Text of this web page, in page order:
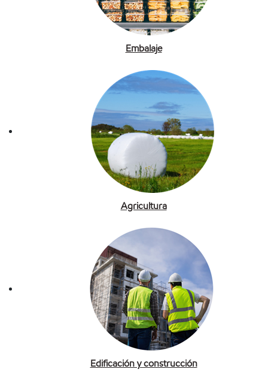
Embalaje
Agricultura
Edificación y construcción